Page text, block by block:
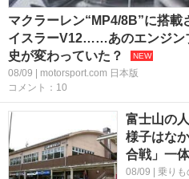
マクラーレン“MP4/8B”に搭載
イスラーV12……あのエンジン
史が変わっていた？
08/09 | motorsport.com 日本版
コメント：10
富士山の
様子はな
合戦」一
08/09 | 乗りも